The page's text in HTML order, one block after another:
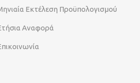
Εκτέλεση Προϋπολογισμού
Αναφορά